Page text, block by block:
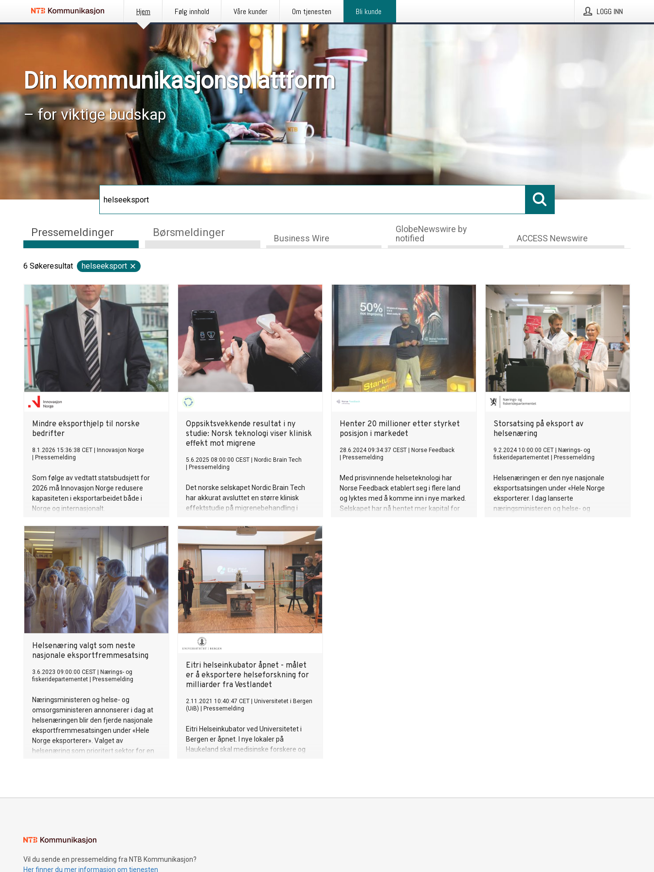
Hjem Følg innhold Våre kunder Om tjenesten Bli kunde LOGG INN
Din kommunikasjonsplattform
– for viktige budskap
Pressemeldinger Børsmeldinger Business Wire
GlobeNewswire by
notified
ACCESS Newswire
6 Søkeresultat helseeksport
Mindre eksporthjelp til norske
bedrifter
8.1.2026 15:36:38 CET
Innovasjon Norge
Pressemelding
Som følge av vedtatt statsbudsjett for
2026 må Innovasjon Norge redusere
kapasiteten i eksportarbeidet både i
Norge og internasjonalt.
Oppsiktsvekkende resultat i ny
studie: Norsk teknologi viser klinisk
effekt mot migrene
5.6.2025 08:00:00 CEST
Nordic Brain Tech
Pressemelding
Det norske selskapet Nordic Brain Tech
har akkurat avsluttet en større klinisk
effektstudie på migrenebehandling i
Norge. Resultatene er svært positive.
Henter 20 millioner etter styrket
posisjon i markedet
28.6.2024 09:34:37 CEST
Norse Feedback
Pressemelding
Med prisvinnende helseteknologi har
Norse Feedback etablert seg i flere land
og lyktes med å komme inn i nye marked.
Selskapet har nå hentet mer kapital for
Storsatsing på eksport av
helsenæring
9.2.2024 10:00:00 CET
Nærings- og
fiskeridepartementet
Pressemelding
Helsenæringen er den nye nasjonale
eksportsatsingen under «Hele Norge
eksporterer. I dag lanserte
næringsministeren og helse- og
Helsenæring valgt som neste
nasjonale eksportfremmesatsing
3.6.2023 09:00:00 CEST
Nærings- og
fiskeridepartementet
Pressemelding
Næringsministeren og helse- og
omsorgsministeren annonserer i dag at
helsenæringen blir den fjerde nasjonale
eksportfremmesatsingen under «Hele
Norge eksporterer». Valget av
helsenæring som prioritert sektor for en
Eitri helseinkubator åpnet - målet
er å eksportere helseforskning for
milliarder fra Vestlandet
2.11.2021 10:40:47 CET
Universitetet i Bergen
(UiB)
Pressemelding
Eitri Helseinkubator ved Universitetet i
Bergen er åpnet. I nye lokaler på
Haukeland skal medisinske forskere og
Vil du sende en pressemelding fra NTB Kommunikasjon?
Her finner du mer informasjon om tjenesten